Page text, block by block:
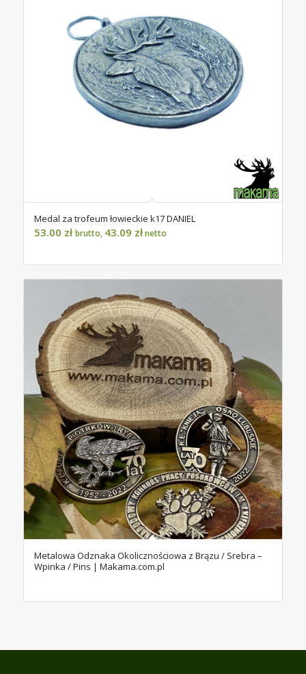
Medal za trofeum łowieckie k17 DANIEL
53.00 zł brutto, 43.09 złnetto
Metalowa Odznaka Okolicznościowa z Brązu / Srebra –
Wpinka / Pins | Makama.com.pl